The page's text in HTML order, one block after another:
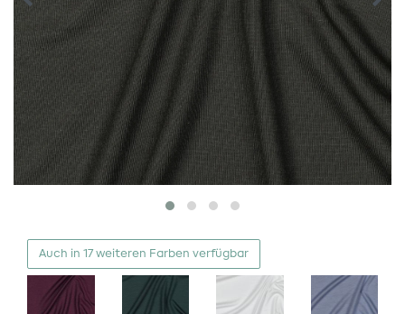
Auch in 17 weiteren Farben verfügbar